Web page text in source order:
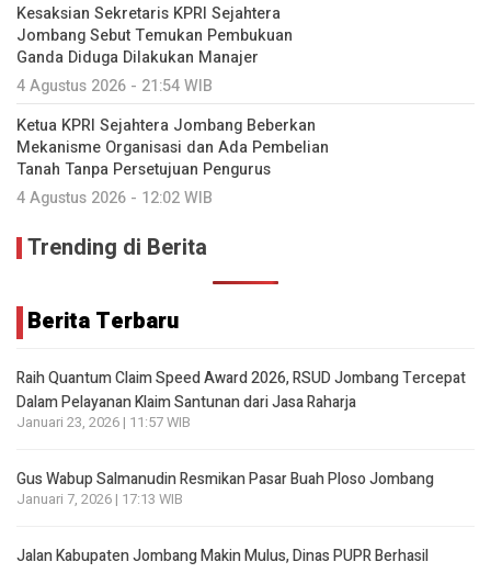
Kesaksian Sekretaris KPRI Sejahtera
Jombang Sebut Temukan Pembukuan
Ganda Diduga Dilakukan Manajer
4 Agustus 2026 - 21:54 WIB
Ketua KPRI Sejahtera Jombang Beberkan
Mekanisme Organisasi dan Ada Pembelian
Tanah Tanpa Persetujuan Pengurus
4 Agustus 2026 - 12:02 WIB
Trending di Berita
Berita Terbaru
Raih Quantum Claim Speed Award 2026, RSUD Jombang Tercepat
Dalam Pelayanan Klaim Santunan dari Jasa Raharja
Januari 23, 2026 | 11:57 WIB
Gus Wabup Salmanudin Resmikan Pasar Buah Ploso Jombang
Januari 7, 2026 | 17:13 WIB
Jalan Kabupaten Jombang Makin Mulus, Dinas PUPR Berhasil